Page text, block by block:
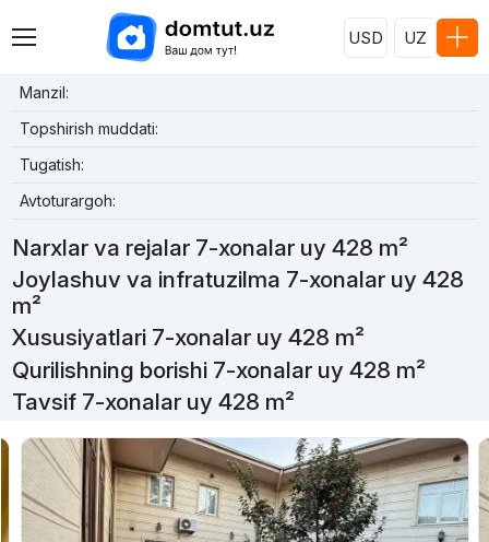
USD UZ
Manzil:
Topshirish muddati:
Tugatish:
Avtoturargoh:
Narxlar va rejalar 7-xonalar uy 428 m²
Joylashuv va infratuzilma 7-xonalar uy 428
m²
Xususiyatlari 7-xonalar uy 428 m²
Qurilishning borishi 7-xonalar uy 428 m²
Tavsif 7-xonalar uy 428 m²